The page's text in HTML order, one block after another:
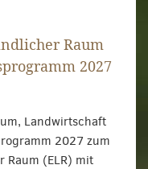
Raum
2027
Landwirtschaft
2027 zum
Raum (ELR) mit